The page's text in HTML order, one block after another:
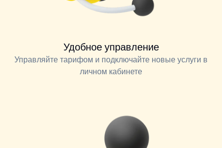
Удобное управление
Управляйте тарифом и подключайте новые услуги в
личном кабинете